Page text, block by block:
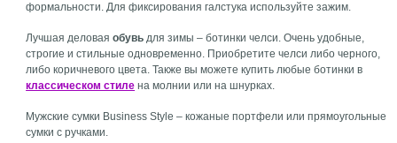
формальности. Для фиксирования галстука используйте зажим.
Лучшая деловаяобувь для зимы – ботинки челси. Очень удобные,
строгие и стильные одновременно. Приобретите челси либо черного,
либо коричневого цвета. Также вы можете купить любые ботинки в
классическом стиле на молнии или на шнурках.
Мужские сумки Business Style – кожаные портфели или прямоугольные
сумки с ручками.